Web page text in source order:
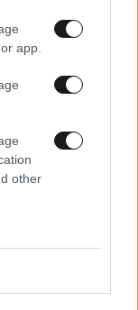
app.
other